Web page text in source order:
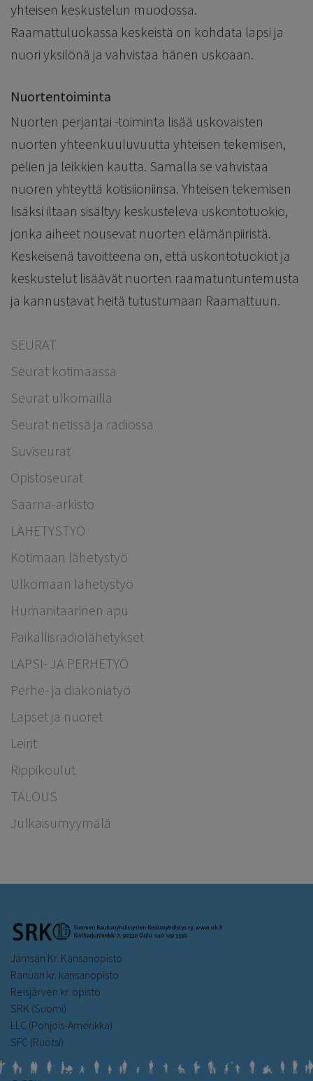
yhteisen keskustelun muodossa.
Raamattuluokassa keskeistä on kohdata lapsi ja
nuori yksilönä ja vahvistaa hänen uskoaan.
Nuortentoiminta
Nuorten perjantai -toiminta lisää uskovaisten
nuorten yhteenkuuluvuutta yhteisen tekemisen,
pelien ja leikkien kautta. Samalla se vahvistaa
nuoren yhteyttä kotisiioniinsa. Yhteisen tekemisen
lisäksi iltaan sisältyy keskusteleva uskontotuokio,
jonka aiheet nousevat nuorten elämänpiiristä.
Keskeisenä tavoitteena on, että uskontotuokiot ja
keskustelut lisäävät nuorten raamatuntuntemusta
ja kannustavat heitä tutustumaan Raamattuun.
SEURAT
Seurat kotimaassa
Seurat ulkomailla
Seurat netissä ja radiossa
Suviseurat
Opistoseurat
Saarna-arkisto
LÄHETYSTYÖ
Kotimaan lähetystyö
Ulkomaan lähetystyö
Humanitaarinen apu
Paikallisradiolähetykset
LAPSI- JA PERHETYÖ
Perhe- ja diakoniatyö
Lapset ja nuoret
Leirit
Rippikoulut
TALOUS
Julkaisumyymälä
Jämsän Kr. Kansanopisto
Ranuan kr. kansanopisto
Reisjärven kr. opisto
SRK (Suomi)
LLC (Pohjois-Amerikka)
SFC (Ruotsi)